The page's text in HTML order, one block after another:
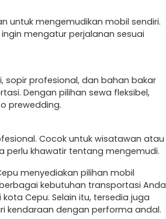
untuk mengemudikan mobil sendiri.
mengatur perjalanan sesuai
sopir profesional, dan bahan bakar
Dengan pilihan sewa fleksibel,
prewedding.
Cocok untuk wisatawan atau
perlu khawatir tentang mengemudi.
menyediakan pilihan mobil
kebutuhan transportasi Anda
Cepu. Selain itu, tersedia juga
kendaraan dengan performa andal.